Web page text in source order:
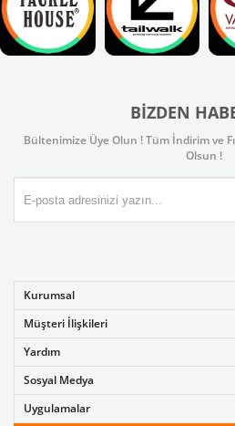
BIZDEN
Bültenimize Üye Olun ! Tüm İndirim ve
Olsun !
Kurumsal
Müşteri İlişkileri
Yardım
Sosyal Medya
Uygulamalar